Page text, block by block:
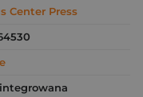
Center Press